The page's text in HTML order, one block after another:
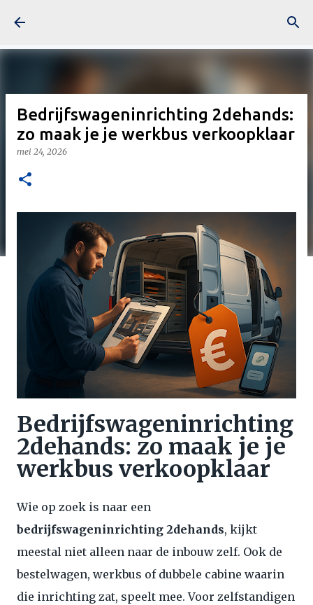
Bedrijfswageninrichting 2dehands:
zo maak je je werkbus verkoopklaar
mei 24, 2026
Bedrijfswageninrichting
2dehands: zo maak je je
werkbus verkoopklaar
Wie op zoek is naar een
bedrijfswageninrichting 2dehands, kijkt
meestal niet alleen naar de inbouw zelf. Ook de
bestelwagen, werkbus of dubbele cabine waarin
die inrichting zat, speelt mee. Voor zelfstandigen